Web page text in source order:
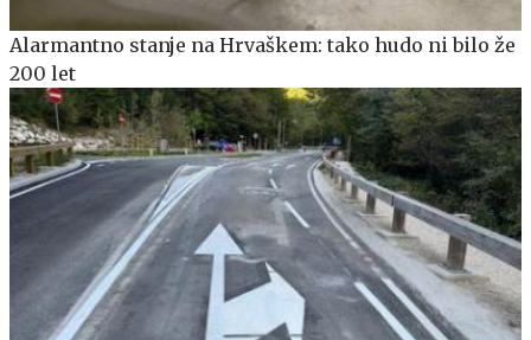
Alarmantno stanje na Hrvaškem: tako hudo ni bilo že
200 let